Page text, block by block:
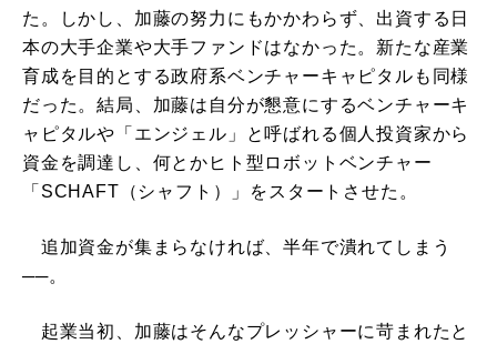
た。しかし、加藤の努力にもかかわらず、出資する日
本の大手企業や大手ファンドはなかった。新たな産業
育成を目的とする政府系ベンチャーキャピタルも同様
だった。結局、加藤は自分が懇意にするベンチャーキ
ャピタルや「エンジェル」と呼ばれる個人投資家から
資金を調達し、何とかヒト型ロボットベンチャー
「SCHAFT（シャフト）」をスタートさせた。
追加資金が集まらなければ、半年で潰れてしまう
──。
起業当初、加藤はそんなプレッシャーに苛まれたと